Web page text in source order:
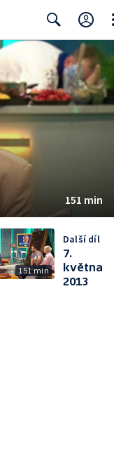
Search
151 min
151 min
Další díl
7.
května
2013